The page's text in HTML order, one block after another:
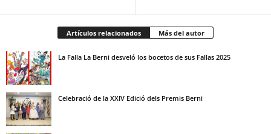
Artículos relacionados Más del autor
La Falla La Berni desveló los bocetos de sus Fallas 2025
Celebració de la XXIV Edició dels Premis Berni